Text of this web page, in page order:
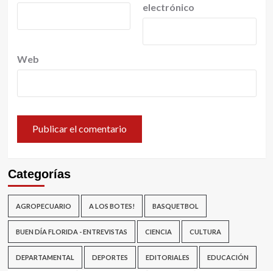
electrónico
Web
Categorías
AGROPECUARIO A LOS BOTES! BASQUETBOL
BUEN DÍA FLORIDA - ENTREVISTAS CIENCIA CULTURA
DEPARTAMENTAL DEPORTES EDITORIALES EDUCACIÓN